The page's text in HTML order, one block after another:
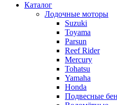
Каталог
Лодочные моторы
Suzuki
Toyama
Parsun
Reef Rider
Mercury
Tohatsu
Yamaha
Honda
Подвесные